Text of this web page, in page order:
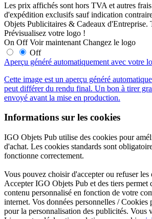
Les prix affichés sont hors TVA et autres
d'expédition exclusifs sauf indication
Objets Publicitaires & Cadeaux d'Entreprise.
Prévisualisez votre logo !
On Off Voir maintenant Changez le logo
Off
Aperçu généré automatiquement avec votre
Cette image est un aperçu généré
peut différer du rendu final. Un bon à tirer
envoyé avant la mise en production.
Informations sur les cookies
IGO Objets Pub utilise des cookies pour
d'achat. Les cookies standards sont
fonctionne correctement.
Vous pouvez choisir d'accepter ou refuser les
Accepter IGO Objets Pub et des tiers permet
contenu personnalisé en fonction de votre
internet. Vos données personnelles / Cookies
pour la personnalisation des publicités. Vous